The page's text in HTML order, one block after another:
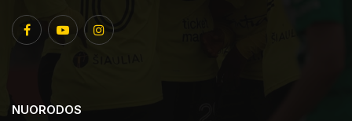
NUORODOS